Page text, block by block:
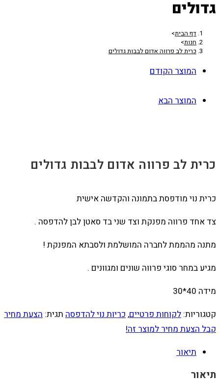
גדולים
דף הבית>
חנות>
כרית לב פרווה אדום לבבות גדולים
המוצר הקודם
המוצר הבא
כרית לב פרווה אדום לבבות גדולים
כרית נוי מודפסת בתמונה והקדשה אישית
צד אחד פרווה מפנקת וצד שני בד סאטן לבן להדפסה .
מתנה מהממת לחברה המושלמת ולסבתא המפנקת !
מגיע במחר סוגי פרווה שונים ומגוונים .
מידה 40*30
קטגוריות: לקוחות פרטיים, כריות נוי להדפסה תגית: הצעת מחיר
קבל הצעת מחיר למוצר זה!
תיאור
תיאור